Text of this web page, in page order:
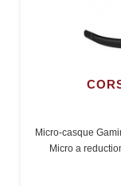
Micro-casque
Micro a